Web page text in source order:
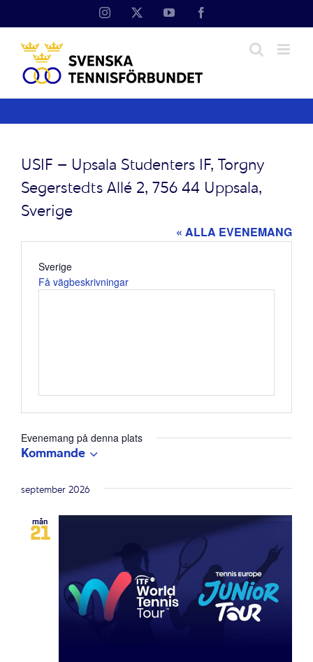
Instagram YouTube
USIF – Upsala Studenters IF, Torgny
Segerstedts Allé 2, 756 44 Uppsala,
Sverige
« ALLA EVENEMANG
Adress
Sverige
Få vägbeskrivningar
Evenemang på denna plats
Kommande
datum.
september 2026
mån
21